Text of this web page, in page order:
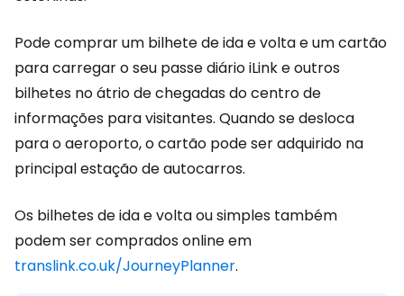
Pode comprar um bilhete de ida e volta e um cartão
para carregar o seu passe diário iLink e outros
bilhetes no átrio de chegadas do centro de
informações para visitantes. Quando se desloca
para o aeroporto, o cartão pode ser adquirido na
principal estação de autocarros.
Os bilhetes de ida e volta ou simples também
podem ser comprados online em
translink.co.uk/JourneyPlanner.